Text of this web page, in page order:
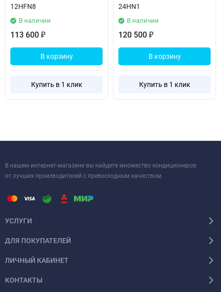
12HFN8
В наличии
113 600 ₽
В корзину
Купить в 1 клик
24HN1
В наличии
120 500 ₽
В корзину
Купить в 1 клик
В нашем интернет-магазине вы найдете множество кондиционеров
от лучших производителей с превосходным качеством.
УСЛУГИ
ДЛЯ ПОКУПАТЕЛЕЙ
ЛИЧНЫЙ КАБИНЕТ
КОНТАКТЫ